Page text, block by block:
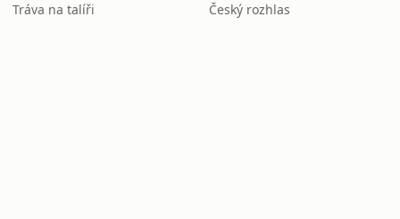
Tráva na talíři Český rozhlas